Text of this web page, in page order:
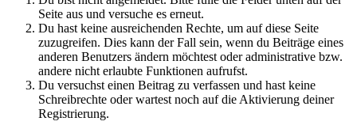
Seite aus und versuche es erneut.
Du hast keine ausreichenden Rechte, um auf diese Seite
zuzugreifen. Dies kann der Fall sein, wenn du Beiträge eines
anderen Benutzers ändern möchtest oder administrative bzw.
andere nicht erlaubte Funktionen aufrufst.
Du versuchst einen Beitrag zu verfassen und hast keine
Schreibrechte oder wartest noch auf die Aktivierung deiner
Registrierung.